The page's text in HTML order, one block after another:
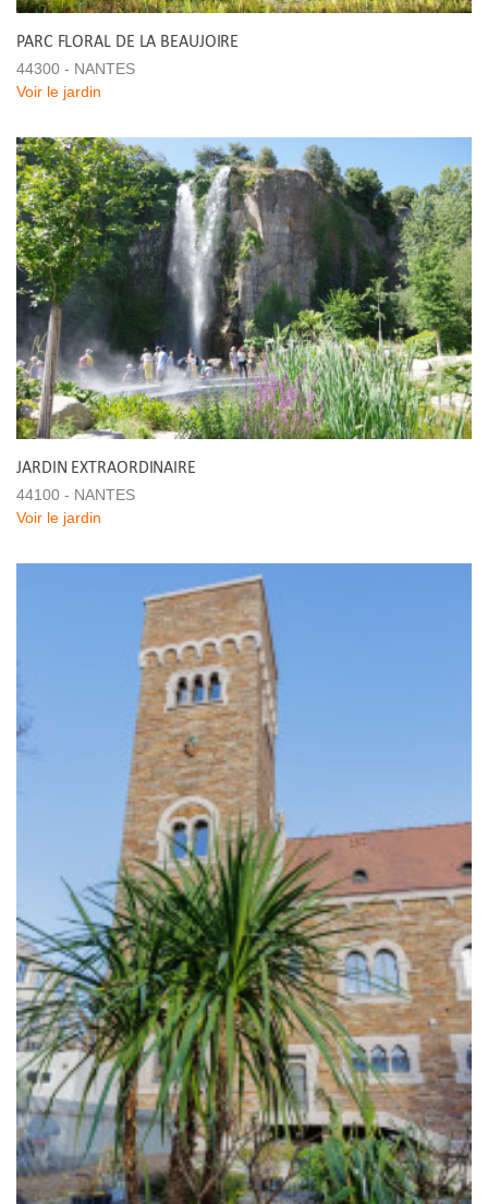
PARC FLORAL DE LA BEAUJOIRE
44300 - NANTES
Voir le jardin
JARDIN EXTRAORDINAIRE
44100 - NANTES
Voir le jardin